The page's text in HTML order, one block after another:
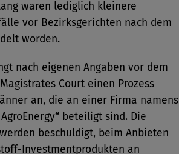
waren lediglich kleinere
vor Bezirksgerichten nach dem
worden.
nach eigenen Angaben vor dem
Court einen Prozess
an, die an einer Firma namens
beteiligt sind. Die
beschuldigt, beim Anbieten
Investmentprodukten an